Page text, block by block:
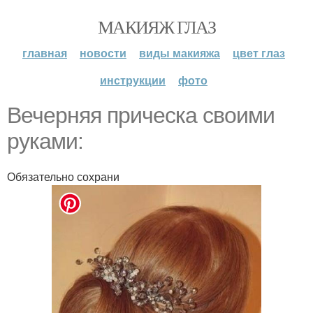
МАКИЯЖ ГЛАЗ
главная новости виды макияжа
цвет глаз
инструкции
фото
Вечерняя прическа своими
руками:
Обязательно сохрани